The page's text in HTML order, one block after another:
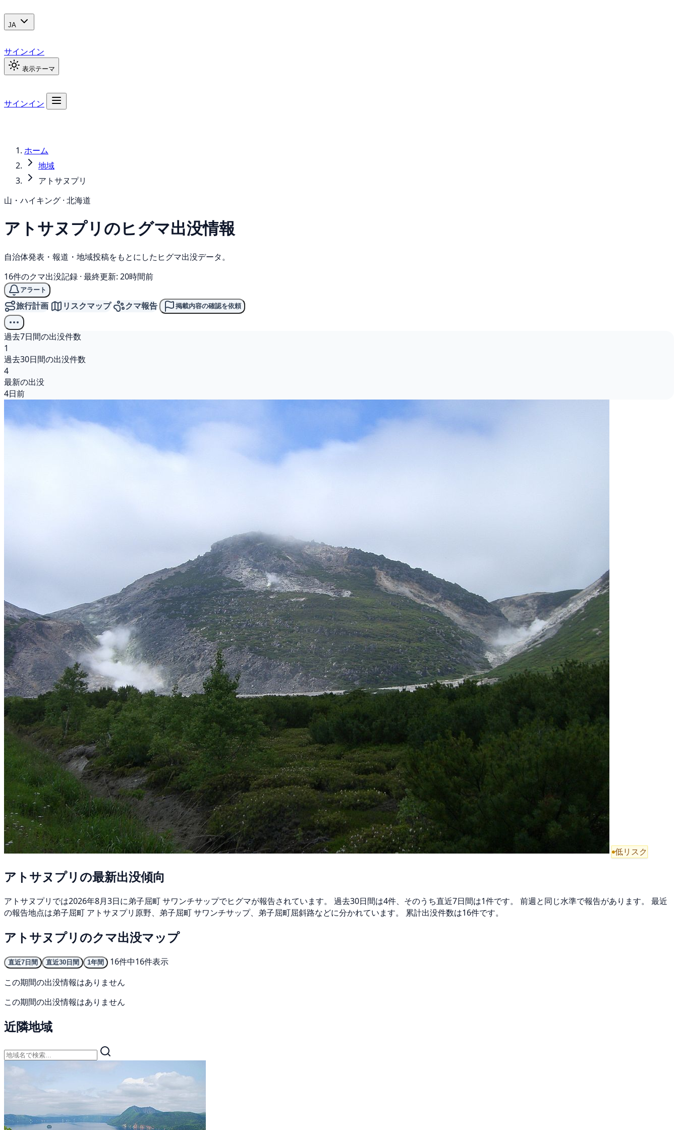
JA
サインイン
表示テーマ
サインイン
ホーム
地域
アトサヌプリ
山・ハイキング · 北海道
アトサヌプリのヒグマ出没情報
自治体発表・報道・地域投稿をもとにしたヒグマ出没データ。
16件のクマ出没記録 · 最終更新: 20時間前
アラート
旅行計画 リスクマップ クマ報告 掲載内容の確認を依頼
過去7日間の出没件数
1
過去30日間の出没件数
4
最新の出没
4日前
低リスク
アトサヌプリの最新出没傾向
アトサヌプリでは2026年8月3日に弟子屈町 サワンチサップでヒグマが報告されています。 過去30日間は4件、そのうち直近7日間は1件です。 前週と同じ水準で報告があります。 最近
の報告地点は弟子屈町 アトサヌプリ原野、弟子屈町 サワンチサップ、弟子屈町屈斜路などに分かれています。 累計出没件数は16件です。
アトサヌプリのクマ出没マップ
直近7日間 直近30日間 1年間
16件中16件表示
この期間の出没情報はありません
この期間の出没情報はありません
近隣地域